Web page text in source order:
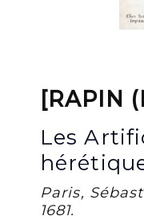
[RAPIN
Les
Paris,
1681.